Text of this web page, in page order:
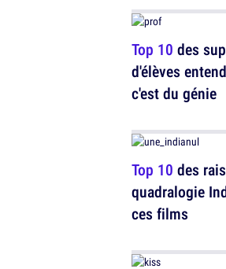
Top 10 des
d'élèves
c'est du génie
Top 10 des
quadralogie
ces films